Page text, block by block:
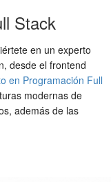
Stack
en un experto
desde el frontend
en Programación Full
modernas de
además de las